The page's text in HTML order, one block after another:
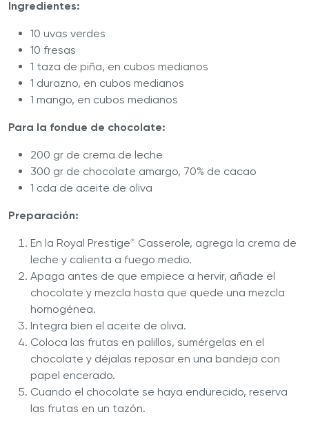
Ingredientes:
10 uvas verdes
10 fresas
1 taza de piña, en cubos medianos
1 durazno, en cubos medianos
1 mango, en cubos medianos
Para la fondue de chocolate:
200 gr de crema de leche
300 gr de chocolate amargo, 70% de cacao
1 cda de aceite de oliva
Preparación:
En la Royal Prestige® Casserole, agrega la crema de
leche y calienta a fuego medio.
Apaga antes de que empiece a hervir, añade el
chocolate y mezcla hasta que quede una mezcla
homogénea.
Integra bien el aceite de oliva.
Coloca las frutas en palillos, sumérgelas en el
chocolate y déjalas reposar en una bandeja con
papel encerado.
Cuando el chocolate se haya endurecido, reserva
las frutas en un tazón.